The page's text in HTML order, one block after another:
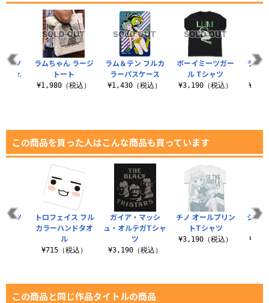
ラム＆テン フルカ
ラーパスケース
¥1,430（税込）
ボーイミーツガー
ル Tシャツ
¥3,190（税込）
ラム
ャツ
Ver.
ラムちゃん ラージ
トート
¥1,980（税込）
この商品を買った人はこんな商品も買っています
ガイア・マッシ
ュ・オルテガTシャ
ツ
¥3,190（税込）
チノ オールプリン
トTシャツ
¥3,190（税込）
シャ
ャツ
トロフェイス フル
カラーハンドタオ
ル
¥715（税込）
この商品と同じ作品タイトルの商品